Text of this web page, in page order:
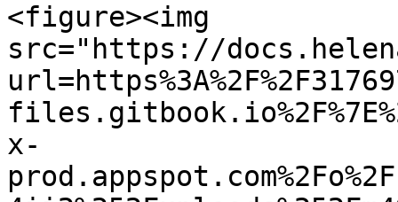
<figure><img
src="https://
x-